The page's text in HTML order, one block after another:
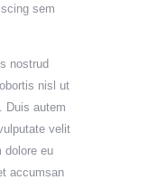
sem
nostrud
nisl ut
Duis autem
velit
dolore eu
accumsan